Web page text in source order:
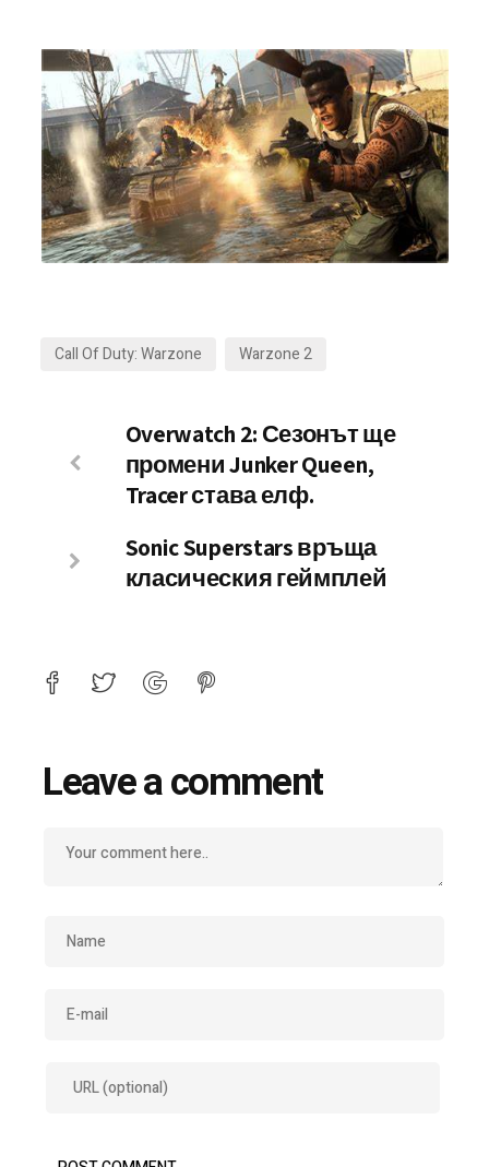
Call Of Duty: Warzone Warzone 2
Overwatch 2: Сезонът ще
промени Junker Queen,
Tracer става елф.
Sonic Superstars връща
класическия геймплей
Leave a comment